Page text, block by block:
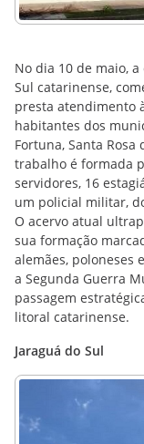
No dia 10 de maio,
Sul catarinense,
presta atendimento
habitantes dos
Fortuna, Santa
trabalho é formada
servidores, 16
um policial militar,
O acervo atual
sua formação
alemães, poloneses
a Segunda Guerra
passagem
litoral catarinense.
Jaraguá do Sul